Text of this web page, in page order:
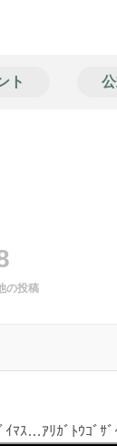
ト
の投稿
ｲﾏｽ…​​​​​​​ｱﾘｶﾞﾄｳｺﾞｻ